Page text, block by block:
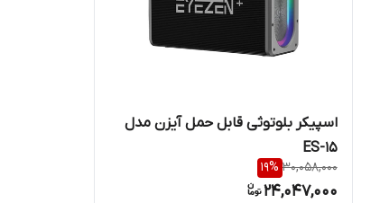
اسپیکر بلوتوثی قابل حمل آیزن مدل
ES-15
30,058,000
19%
24,047,000